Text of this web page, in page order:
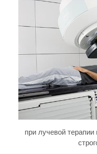
при лучевой